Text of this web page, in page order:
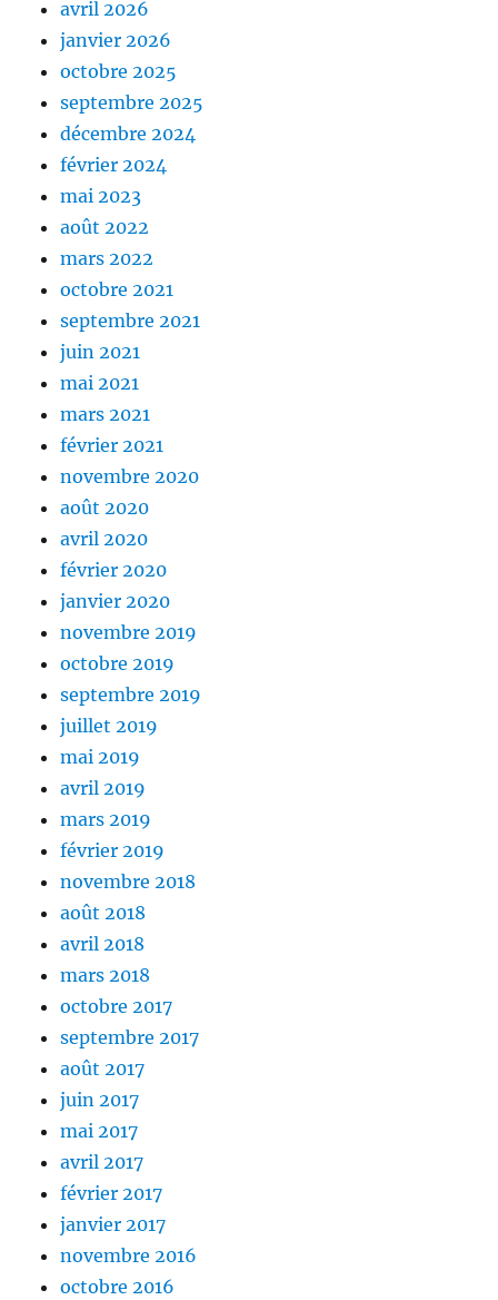
avril 2026
janvier 2026
octobre 2025
septembre 2025
décembre 2024
février 2024
mai 2023
août 2022
mars 2022
octobre 2021
septembre 2021
juin 2021
mai 2021
mars 2021
février 2021
novembre 2020
août 2020
avril 2020
février 2020
janvier 2020
novembre 2019
octobre 2019
septembre 2019
juillet 2019
mai 2019
avril 2019
mars 2019
février 2019
novembre 2018
août 2018
avril 2018
mars 2018
octobre 2017
septembre 2017
août 2017
juin 2017
mai 2017
avril 2017
février 2017
janvier 2017
novembre 2016
octobre 2016